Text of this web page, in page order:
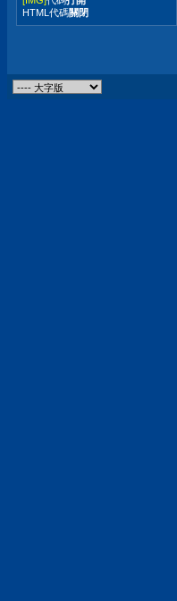
HTML代碼關閉